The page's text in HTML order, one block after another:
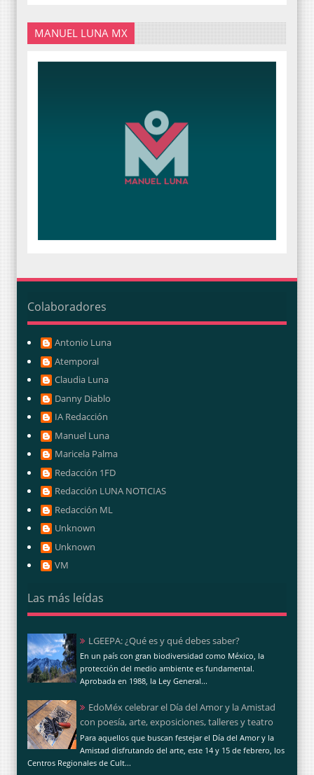
MANUEL LUNA MX
Colaboradores
Antonio Luna
Atemporal
Claudia Luna
Danny Diablo
IA Redacción
Manuel Luna
Maricela Palma
Redacción 1FD
Redacción LUNA NOTICIAS
Redacción ML
Unknown
Unknown
VM
Las más leídas
LGEEPA: ¿Qué es y qué debes saber?
En un país con gran biodiversidad como México, la
protección del medio ambiente es fundamental.
Aprobada en 1988, la Ley General...
EdoMéx celebrar el Día del Amor y la Amistad
con poesía, arte, exposiciones, talleres y teatro
Para aquellos que buscan festejar el Día del Amor y la
Amistad disfrutando del arte, este 14 y 15 de febrero, los
Centros Regionales de Cult...